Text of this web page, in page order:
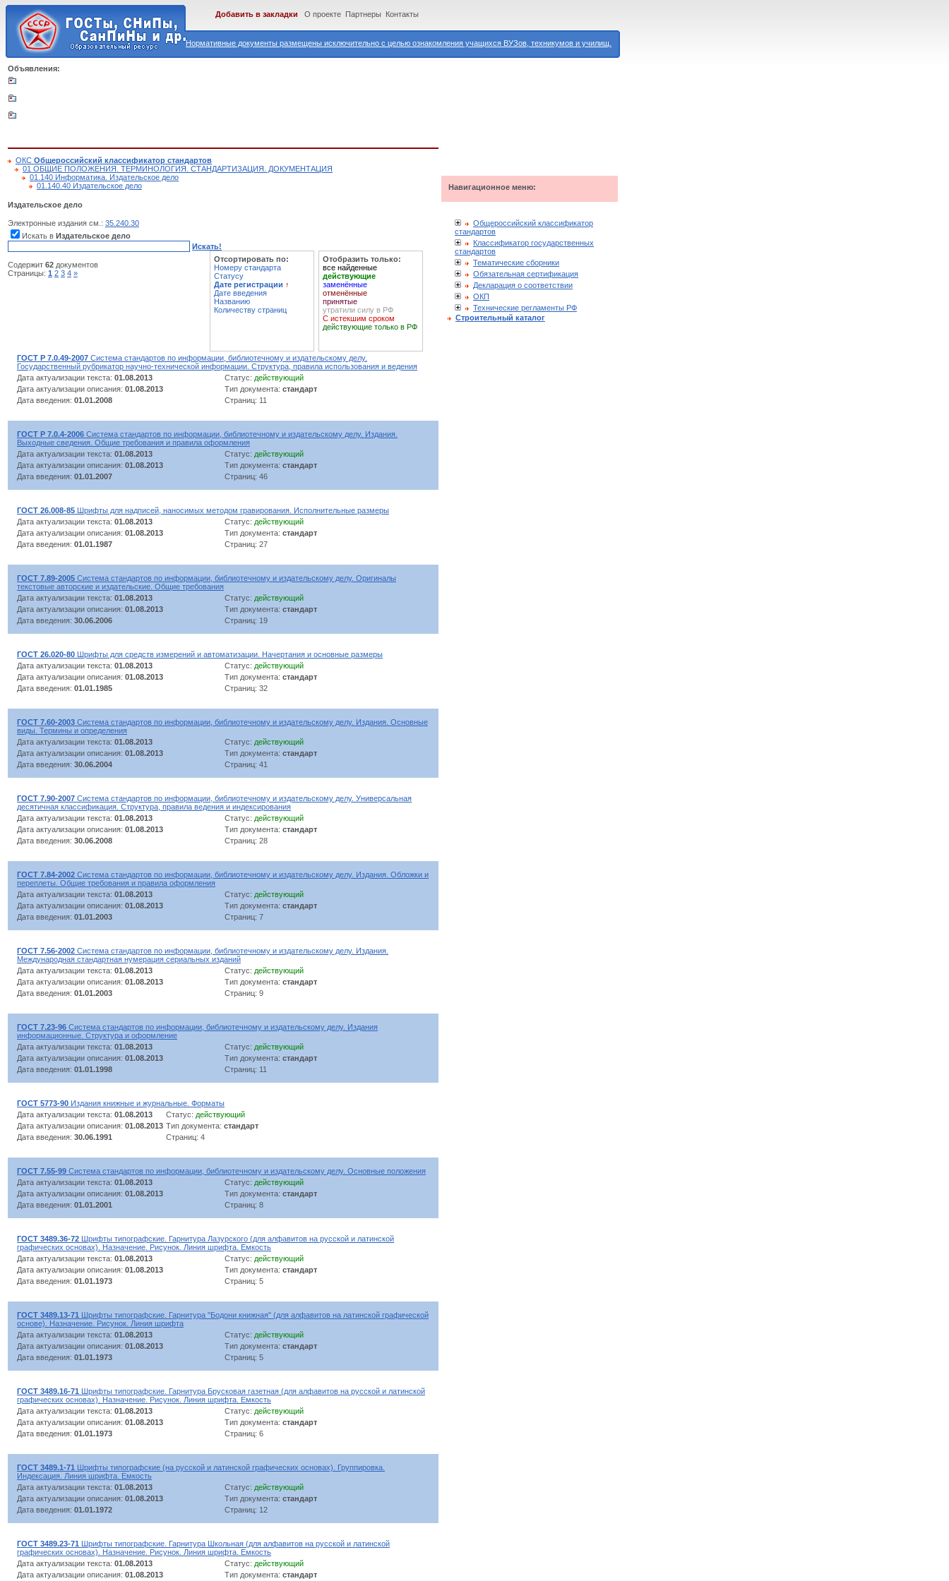
Нормативные документы размещены исключительно с целью ознакомления учащихся ВУЗов, техникумов и училищ.
Добавить в закладки О проекте Партнеры Контакты
Объявления:
ОКС Общероссийский классификатор стандартов
01 ОБЩИЕ ПОЛОЖЕНИЯ. ТЕРМИНОЛОГИЯ. СТАНДАРТИЗАЦИЯ. ДОКУМЕНТАЦИЯ
01.140 Информатика. Издательское дело
01.140.40 Издательское дело
Издательское дело
Электронные издания см.: 35.240.30
Искать в Издательское дело
Искать!
Содержит 62 документов
Страницы: 1 2 3 4 »
Отсортировать по:
Номеру стандарта
Статусу
Дате регистрации ↑
Дате введения
Названию
Количеству страниц
Отобразить только:
все найденные
действующие
заменённые
отменённые
принятые
утратили силу в РФ
С истекшим сроком
действующие только в РФ
ГОСТ Р 7.0.49-2007 Система стандартов по информации, библиотечному и издательскому делу.
Государственный рубрикатор научно-технической информации. Структура, правила использования и ведения
Дата актуализации текста: 01.08.2013 Статус: действующий
Дата актуализации описания: 01.08.2013 Тип документа: стандарт
Дата введения: 01.01.2008 Страниц: 11
ГОСТ Р 7.0.4-2006 Система стандартов по информации, библиотечному и издательскому делу. Издания.
Выходные сведения. Общие требования и правила оформления
Дата актуализации текста: 01.08.2013 Статус: действующий
Дата актуализации описания: 01.08.2013 Тип документа: стандарт
Дата введения: 01.01.2007 Страниц: 46
ГОСТ 26.008-85 Шрифты для надписей, наносимых методом гравирования. Исполнительные размеры
Дата актуализации текста: 01.08.2013 Статус: действующий
Дата актуализации описания: 01.08.2013 Тип документа: стандарт
Дата введения: 01.01.1987 Страниц: 27
ГОСТ 7.89-2005 Система стандартов по информации, библиотечному и издательскому делу. Оригиналы
текстовые авторские и издательские. Общие требования
Дата актуализации текста: 01.08.2013 Статус: действующий
Дата актуализации описания: 01.08.2013 Тип документа: стандарт
Дата введения: 30.06.2006 Страниц: 19
ГОСТ 26.020-80 Шрифты для средств измерений и автоматизации. Начертания и основные размеры
Дата актуализации текста: 01.08.2013 Статус: действующий
Дата актуализации описания: 01.08.2013 Тип документа: стандарт
Дата введения: 01.01.1985 Страниц: 32
ГОСТ 7.60-2003 Система стандартов по информации, библиотечному и издательскому делу. Издания. Основные
виды. Термины и определения
Дата актуализации текста: 01.08.2013 Статус: действующий
Дата актуализации описания: 01.08.2013 Тип документа: стандарт
Дата введения: 30.06.2004 Страниц: 41
ГОСТ 7.90-2007 Система стандартов по информации, библиотечному и издательскому делу. Универсальная
десятичная классификация. Структура, правила ведения и индексирования
Дата актуализации текста: 01.08.2013 Статус: действующий
Дата актуализации описания: 01.08.2013 Тип документа: стандарт
Дата введения: 30.06.2008 Страниц: 28
ГОСТ 7.84-2002 Система стандартов по информации, библиотечному и издательскому делу. Издания. Обложки и
переплеты. Общие требования и правила оформления
Дата актуализации текста: 01.08.2013 Статус: действующий
Дата актуализации описания: 01.08.2013 Тип документа: стандарт
Дата введения: 01.01.2003 Страниц: 7
ГОСТ 7.56-2002 Система стандартов по информации, библиотечному и издательскому делу. Издания.
Международная стандартная нумерация сериальных изданий
Дата актуализации текста: 01.08.2013 Статус: действующий
Дата актуализации описания: 01.08.2013 Тип документа: стандарт
Дата введения: 01.01.2003 Страниц: 9
ГОСТ 7.23-96 Система стандартов по информации, библиотечному и издательскому делу. Издания
информационные. Структура и оформление
Дата актуализации текста: 01.08.2013 Статус: действующий
Дата актуализации описания: 01.08.2013 Тип документа: стандарт
Дата введения: 01.01.1998 Страниц: 11
ГОСТ 5773-90 Издания книжные и журнальные. Форматы
Дата актуализации текста: 01.08.2013 Статус: действующий
Дата актуализации описания: 01.08.2013 Тип документа: стандарт
Дата введения: 30.06.1991 Страниц: 4
ГОСТ 7.55-99 Система стандартов по информации, библиотечному и издательскому делу. Основные положения
Дата актуализации текста: 01.08.2013 Статус: действующий
Дата актуализации описания: 01.08.2013 Тип документа: стандарт
Дата введения: 01.01.2001 Страниц: 8
ГОСТ 3489.36-72 Шрифты типографские. Гарнитура Лазурского (для алфавитов на русской и латинской
графических основах). Назначение. Рисунок. Линия шрифта. Емкость
Дата актуализации текста: 01.08.2013 Статус: действующий
Дата актуализации описания: 01.08.2013 Тип документа: стандарт
Дата введения: 01.01.1973 Страниц: 5
ГОСТ 3489.13-71 Шрифты типографские. Гарнитура "Бодони книжная" (для алфавитов на латинской графической
основе). Назначение. Рисунок. Линия шрифта
Дата актуализации текста: 01.08.2013 Статус: действующий
Дата актуализации описания: 01.08.2013 Тип документа: стандарт
Дата введения: 01.01.1973 Страниц: 5
ГОСТ 3489.16-71 Шрифты типографские. Гарнитура Брусковая газетная (для алфавитов на русской и латинской
графических основах). Назначение. Рисунок. Линия шрифта. Емкость
Дата актуализации текста: 01.08.2013 Статус: действующий
Дата актуализации описания: 01.08.2013 Тип документа: стандарт
Дата введения: 01.01.1973 Страниц: 6
ГОСТ 3489.1-71 Шрифты типографские (на русской и латинской графических основах). Группировка.
Индексация. Линия шрифта. Емкость
Дата актуализации текста: 01.08.2013 Статус: действующий
Дата актуализации описания: 01.08.2013 Тип документа: стандарт
Дата введения: 01.01.1972 Страниц: 12
ГОСТ 3489.23-71 Шрифты типографские. Гарнитура Школьная (для алфавитов на русской и латинской
графических основах). Назначение. Рисунок. Линия шрифта. Емкость
Дата актуализации текста: 01.08.2013 Статус: действующий
Дата актуализации описания: 01.08.2013 Тип документа: стандарт
Навигационное меню:
Общероссийский классификатор
стандартов
Классификатор государственных
стандартов
Тематические сборники
Обязательная сертификация
Декларация о соответствии
ОКП
Технические регламенты РФ
Строительный каталог